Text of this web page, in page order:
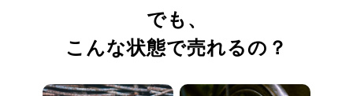
でも、
こんな状態で売れるの？